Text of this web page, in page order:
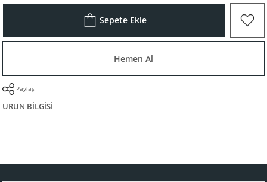
Sepete Ekle
Hemen Al
Paylaş
ÜRÜN BILGISI